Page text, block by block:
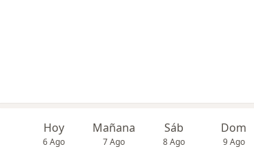
Hoy
6 Ago
Mañana
7 Ago
Sáb
8 Ago
Dom
9 Ago